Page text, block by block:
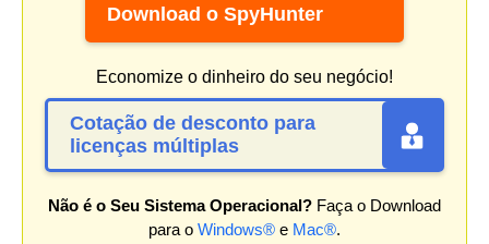
Download o SpyHunter
Economize o dinheiro do seu negócio!
Cotação de desconto para
licenças múltiplas
Não é o Seu Sistema Operacional? Faça o Download
para o Windows® e Mac®.